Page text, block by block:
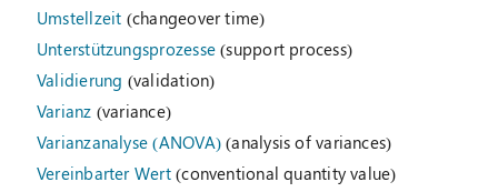
Umstellzeit (changeover time)
Unterstützungsprozesse(support process)
Validierung (validation)
Varianz (variance)
Varianzanalyse (ANOVA)(analysis of variances)
Vereinbarter Wert(conventional quantity value)